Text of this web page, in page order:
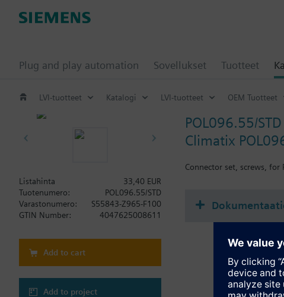
Plug and play automation Sovellukset Tuotteet
LVI-tuotteet Katalogi LVI-tuotteet OEM Tuotteet
POL096.55/STD
Climatix
Connector set, screws, for
Listahinta
33,40 EUR
Tuotenumero:
POL096.55/STD
Varastonumero:
S55843-Z965-F100
GTIN Number:
4047625008611
Add to cart
Add to project